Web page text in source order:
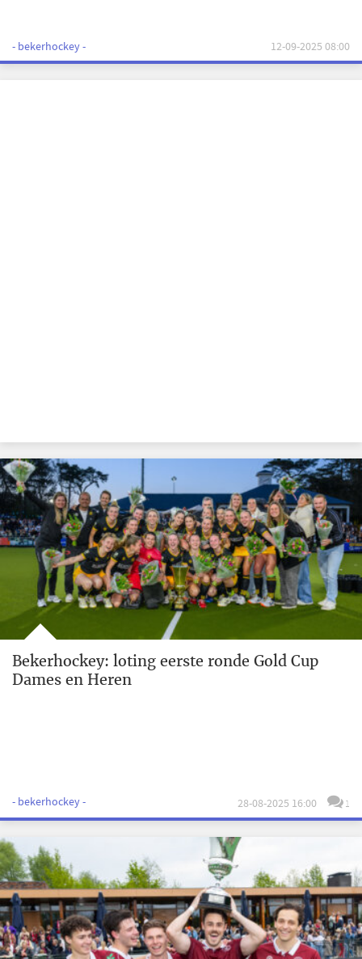
- bekerhockey - 12-09-2025 08:00
Bekerhockey: loting eerste ronde Gold Cup
Dames en Heren
- bekerhockey - 28-08-2025 16:00 1